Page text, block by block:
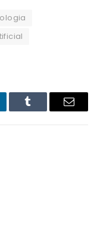
Tumblr Email